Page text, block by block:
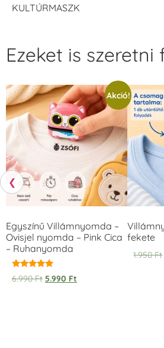
KULTÚRMASZK
❮
Ezeket is szeretni
Akció!
Egyszínű Villámnyomda –
Ovisjel nyomda – Pink Cica
– Ruhanyomda
Értékelés:
5.00
6.990Ft 5.990 Ft
fekete
1.950Ft